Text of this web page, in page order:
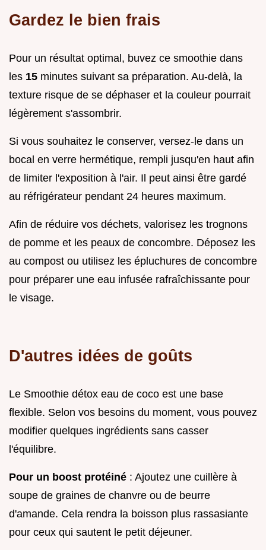
Gardez le bien frais
Pour un résultat optimal, buvez ce smoothie dans
les 15 minutes suivant sa préparation. Au-delà, la
texture risque de se déphaser et la couleur pourrait
légèrement s'assombrir.
Si vous souhaitez le conserver, versez-le dans un
bocal en verre hermétique, rempli jusqu'en haut afin
de limiter l'exposition à l'air. Il peut ainsi être gardé
au réfrigérateur pendant 24 heures maximum.
Afin de réduire vos déchets, valorisez les trognons
de pomme et les peaux de concombre. Déposez les
au compost ou utilisez les épluchures de concombre
pour préparer une eau infusée rafraîchissante pour
le visage.
D'autres idées de goûts
Le Smoothie détox eau de coco est une base
flexible. Selon vos besoins du moment, vous pouvez
modifier quelques ingrédients sans casser
l'équilibre.
Pour un boost protéiné : Ajoutez une cuillère à
soupe de graines de chanvre ou de beurre
d'amande. Cela rendra la boisson plus rassasiante
pour ceux qui sautent le petit déjeuner.